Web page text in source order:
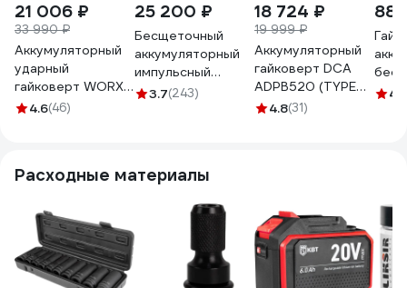
21 006 ₽
33 990 ₽
Аккумуляторный
ударный
гайковерт WORX
Professional
4.6(46)
25 200 ₽
Бесщеточный
аккумуляторный
импульсный
гайковерт AEG
3.7(243)
18 724 ₽
19 999 ₽
Аккумуляторный
гайковерт DCA
ADPB520 (TYPE
EM)4.8(31)
88
4.9
Расходные материалы